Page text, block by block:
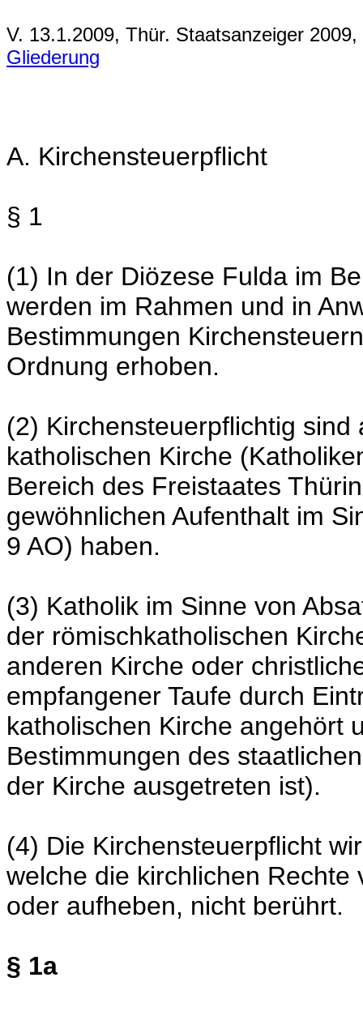
V. 13.1.2009, Thür. Staatsanzeiger
Gliederung
A. Kirchensteuerpflicht
§ 1
(1) In der Diözese Fulda im
werden im Rahmen und in
Bestimmungen
Ordnung erhoben.
(2) Kirchensteuerpflichtig
katholischen Kirche
Bereich des Freistaates
gewöhnlichen Aufenthalt im
9 AO) haben.
(3) Katholik im Sinne von
der römischkatholischen
anderen Kirche oder
empfangener Taufe durch
katholischen Kirche angehört
Bestimmungen des
der Kirche ausgetreten ist).
(4) Die Kirchensteuerpflicht
welche die kirchlichen
oder aufheben, nicht berührt.
§ 1a